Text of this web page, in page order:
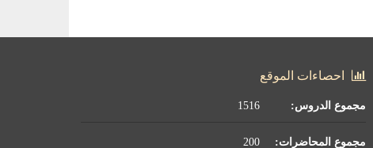
احصاءات الموقع
مجموع الدروس:
مجموع المحاضرات: